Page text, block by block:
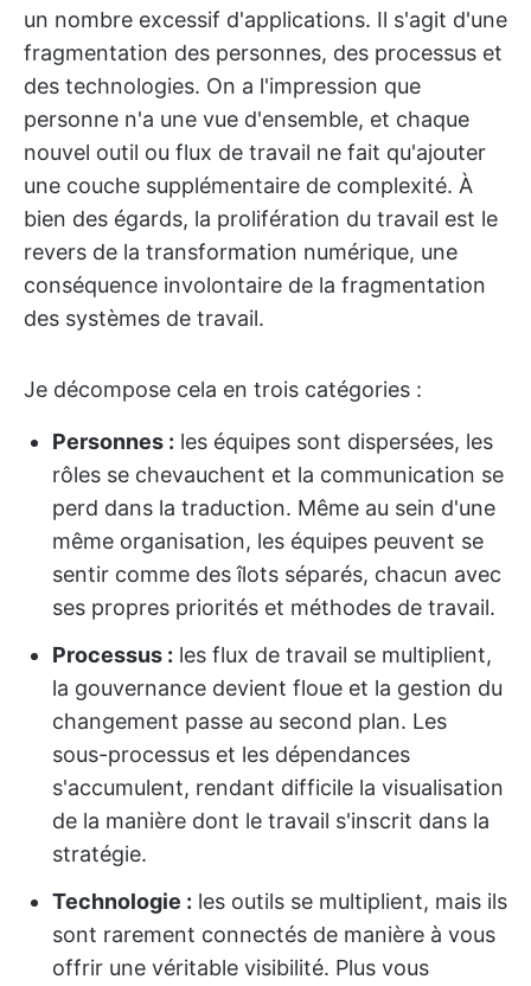
un nombre excessif d'applications. Il s'agit d'une
fragmentation des personnes, des processus et
des technologies. On a l'impression que
personne n'a une vue d'ensemble, et chaque
nouvel outil ou flux de travail ne fait qu'ajouter
une couche supplémentaire de complexité. À
bien des égards, la prolifération du travail est le
revers de la transformation numérique, une
conséquence involontaire de la fragmentation
des systèmes de travail.
Je décompose cela en trois catégories :
Personnes : les équipes sont dispersées, les
rôles se chevauchent et la communication se
perd dans la traduction. Même au sein d'une
même organisation, les équipes peuvent se
sentir comme des îlots séparés, chacun avec
ses propres priorités et méthodes de travail.
Processus : les flux de travail se multiplient,
la gouvernance devient floue et la gestion du
changement passe au second plan. Les
sous-processus et les dépendances
s'accumulent, rendant difficile la visualisation
de la manière dont le travail s'inscrit dans la
stratégie.
Technologie : les outils se multiplient, mais ils
sont rarement connectés de manière à vous
offrir une véritable visibilité. Plus vous